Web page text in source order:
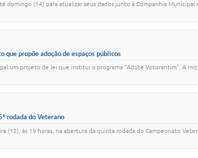
domingo (14) para atualizar seus dados junto à Companhia
propõe adoção de espaços públicos
um projeto de lei que institui o programa “Adote Votorantim”. A
rodada do Veterano
(12), às 19 horas, na abertura da quinta rodada do Campeonato